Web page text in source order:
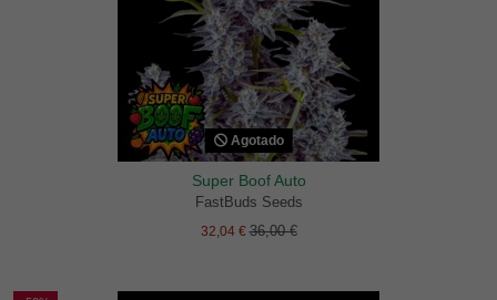
Agotado
Super Boof Auto
FastBuds Seeds
32,04 €36,00 €